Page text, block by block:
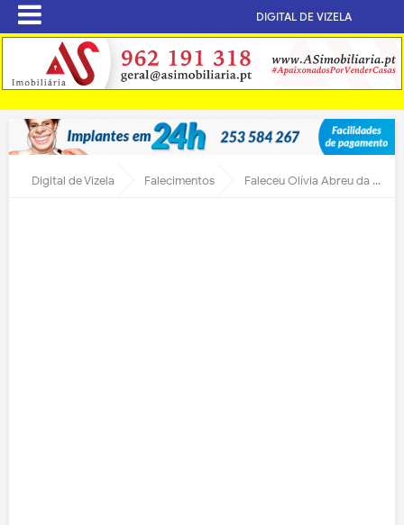
DIGITAL DE VIZELA
Digital de Vizela Falecimentos Faleceu Olívia Abreu da Silva